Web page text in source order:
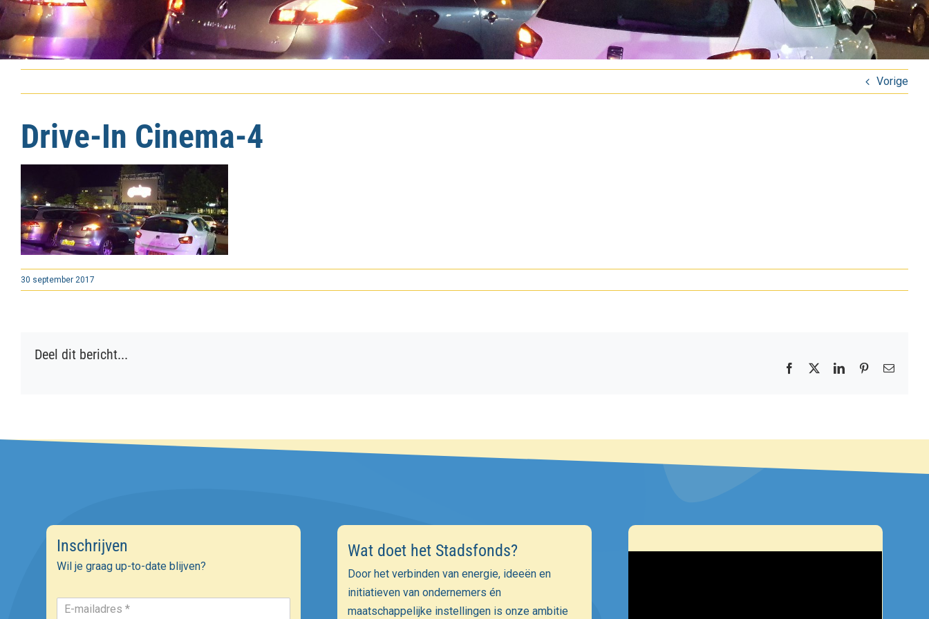
Vorige
Drive-In Cinema-4
30 september 2017
Deel dit bericht...
Facebook LinkedInPinterest
E-
Inschrijven
Wil je graag up-to-date blijven?
Wat doet het Stadsfonds?
Door het verbinden van energie, ideeën en
initiatieven van ondernemers én
maatschappelijke instellingen is onze ambitie